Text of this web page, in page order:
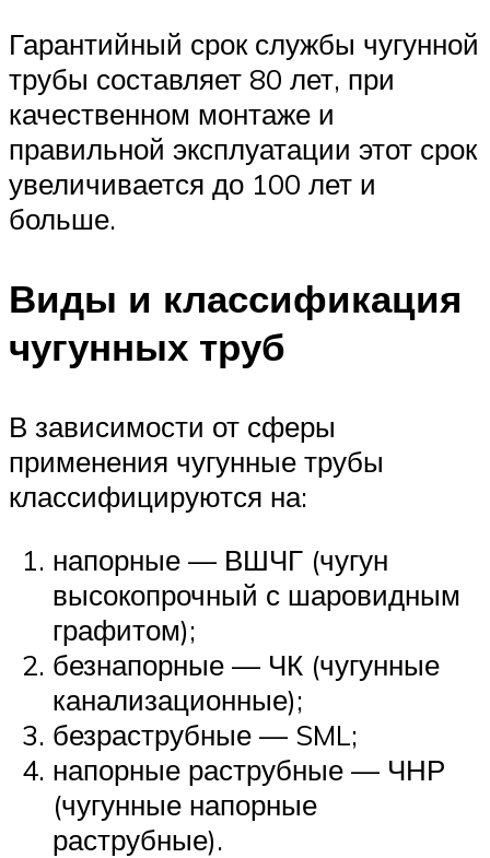
Гарантийный срок службы чугунной
трубы составляет 80 лет, при
качественном монтаже и
правильной эксплуатации этот срок
увеличивается до 100 лет и
больше.
Виды и классификация
чугунных труб
В зависимости от сферы
применения чугунные трубы
классифицируются на:
напорные — ВШЧГ (чугун
высокопрочный с шаровидным
графитом);
безнапорные — ЧК (чугунные
канализационные);
безраструбные — SML;
напорные раструбные — ЧНР
(чугунные напорные
раструбные).